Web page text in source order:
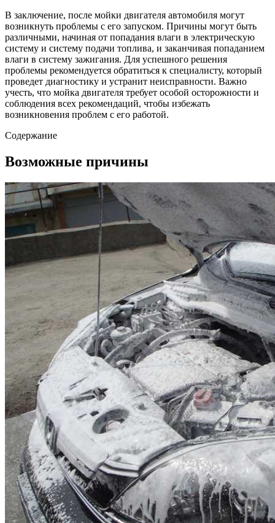
В заключение, после мойки двигателя автомобиля могут
возникнуть проблемы с его запуском. Причины могут быть
различными, начиная от попадания влаги в электрическую
систему и систему подачи топлива, и заканчивая попаданием
влаги в систему зажигания. Для успешного решения
проблемы рекомендуется обратиться к специалисту, который
проведет диагностику и устранит неисправности. Важно
учесть, что мойка двигателя требует особой осторожности и
соблюдения всех рекомендаций, чтобы избежать
возникновения проблем с его работой.
Содержание
Возможные причины